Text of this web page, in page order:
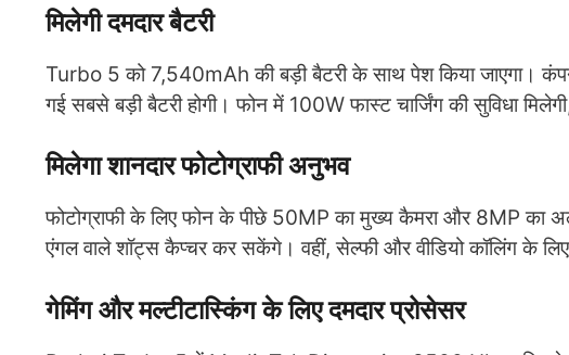
मिलेगी दमदार बैटरी
Turbo 5 को 7,540mAh की बड़ी बैटरी के साथ पेश किया जाएगा।
गई सबसे बड़ी बैटरी होगी। फोन में 100W फास्ट चार्जिंग की सुविधा
मिलेगा शानदार फोटोग्राफी अनुभव
फोटोग्राफी के लिए फोन के पीछे 50MP का मुख्य कैमरा और 8MP का
एंगल वाले शॉट्स कैप्चर कर सकेंगे। वहीं, सेल्फी और वीडियो कॉलिंग के
गेमिंग और मल्टीटास्किंग के लिए दमदार प्रोसेसर